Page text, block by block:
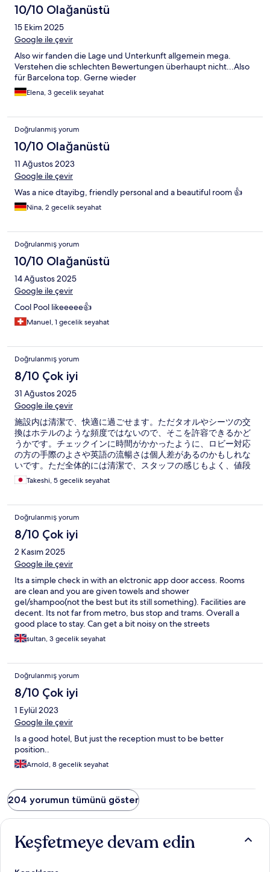
også, så forventningerne var ikke tårnhøje til at starte med.
10/10 Olağanüstü
15 Ekim 2025
Google ile çevir
Also wir fanden die Lage und Unterkunft allgemein mega.
Verstehen die schlechten Bewertungen überhaupt nicht...Also
für Barcelona top. Gerne wieder
Elena, 3 gecelik seyahat
Doğrulanmış yorum
10/10 Olağanüstü
11 Ağustos 2023
Google ile çevir
Was a nice dtayibg, friendly personal and a beautiful room 👍
Nina, 2 gecelik seyahat
Doğrulanmış yorum
10/10 Olağanüstü
14 Ağustos 2025
Google ile çevir
Cool Pool likeeeee👍
Manuel, 1 gecelik seyahat
Doğrulanmış yorum
8/10 Çok iyi
31 Ağustos 2025
Google ile çevir
施設内は清潔で、快適に過ごせます。ただタオルやシーツの交
換はホテルのような頻度ではないので、そこを許容できるかど
うかです。チェックインに時間がかかったように、ロビー対応
の方の手際のよさや英語の流暢さは個人差があるのかもしれな
いです。ただ全体的には清潔で、スタッフの感じもよく、値段
以上の体験だったと思います。
Takeshi, 5 gecelik seyahat
Doğrulanmış yorum
8/10 Çok iyi
2 Kasım 2025
Google ile çevir
Its a simple check in with an elctronic app door access. Rooms
are clean and you are given towels and shower
gel/shampoo(not the best but its still something). Facilities are
decent. Its not far from metro, bus stop and trams. Overall a
good place to stay. Can get a bit noisy on the streets
sometimes(but imo u wont find a qiet place in barca)
sultan, 3 gecelik seyahat
Doğrulanmış yorum
8/10 Çok iyi
1 Eylül 2023
Google ile çevir
Is a good hotel, But just the reception must to be better
position..
Arnold, 8 gecelik seyahat
204 yorumun tümünü göster
Keşfetmeye devam edin